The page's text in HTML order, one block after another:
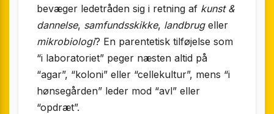
bevæger ledetråden sig i retning af kunst &
dannelse, samfunds­skikke, landbrugeller
mikrobiologi? En parentetisk tilføjelse som
“i laboratoriet” peger næsten altid på
“agar”, “koloni” eller “cellekultur”, mens “i
hønsegården” leder mod “avl” eller
“opdræt”.